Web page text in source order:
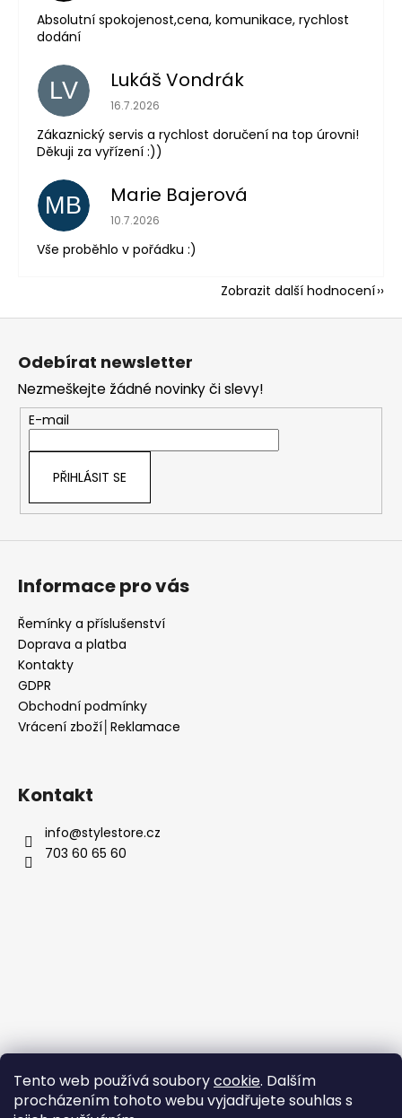
Tento web používá souborycookie. Dalším
procházením tohoto webu vyjadřujete souhlas s
Absolutní spokojenost,cena, komunikace, rychlost
dodání
LV Lukáš Vondrák
Hodnocení obchodu je 5 z 5 hvězdiček.
16.7.2026
Zákaznický servis a rychlost doručení na top úrovni!
Děkuji za vyřízení :))
MB Marie Bajerová
Hodnocení obchodu je 5 z 5 hvězdiček.
10.7.2026
Vše proběhlo v pořádku :)
Zobrazit další hodnocení
Z
Odebírat newsletter
Nezmeškejte žádné novinky či slevy!
E-mail
PŘIHLÁSIT SE
Informace pro vás
Řemínky a příslušenství
Doprava a platba
Kontakty
GDPR
Obchodní podmínky
Vrácení zboží│Reklamace
Kontakt
info@stylestore.cz
703 60 65 60